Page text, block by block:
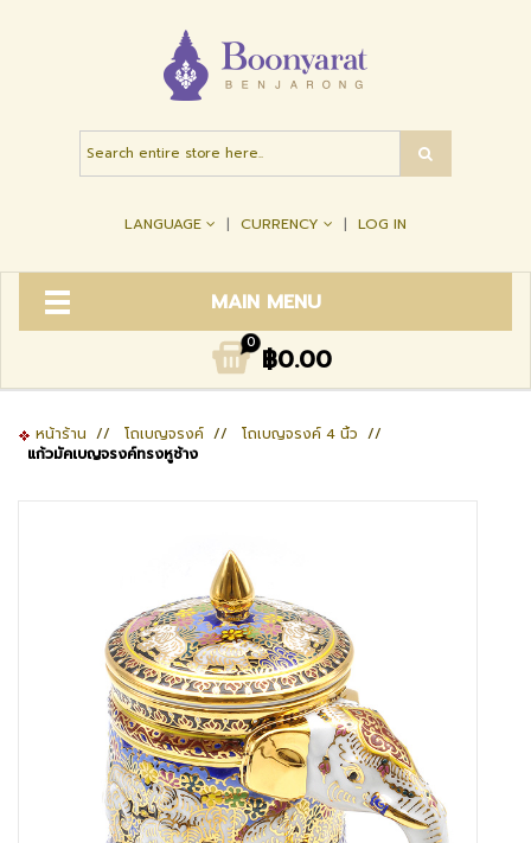
LANGUAGE CURRENCY LOG IN
MAIN MENU
0 ฿0.00
หน้าร้าน // โถเบญจรงค์ // โถเบญจรงค์ 4 นิ้ว //
แก้วมัคเบญจรงค์ทรงหูช้าง